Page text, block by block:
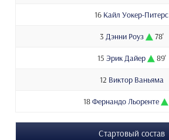
16 Кайл Уокер-Питерс
3 Дэнни Роуз 78'
15 Эрик Дайер 89'
12 Виктор Ваньяма
18Фернандо Льоренте
Стартовый состав